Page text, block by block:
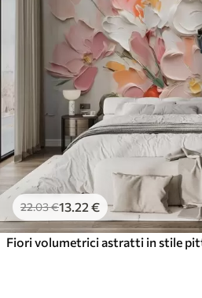
22.03€13 .22 €